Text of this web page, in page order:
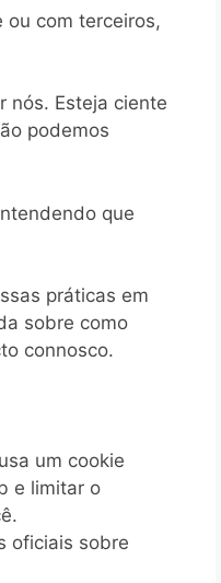
com terceiros,
nós. Esteja ciente
podemos
que
práticas em
sobre como
connosco.
um cookie
e limitar o
oficiais sobre